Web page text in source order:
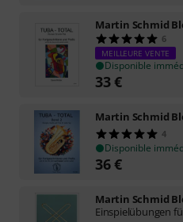
Martin Schmid
6
MEILLEURE VENTE
Disponible
33€
Martin Schmid
4
Disponible
36€
Martin Schmid
Einspielübungen